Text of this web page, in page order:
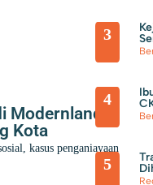
Modernland
Kota
kasus penganiayaan
3
4
5